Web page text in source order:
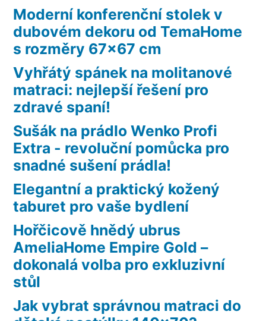
Moderní konferenční stolek v
dubovém dekoru od TemaHome
s rozměry 67×67 cm
Vyhřátý spánek na molitanové
matraci: nejlepší řešení pro
zdravé spaní!
Sušák na prádlo Wenko Profi
Extra - revoluční pomůcka pro
snadné sušení prádla!
Elegantní a praktický kožený
taburet pro vaše bydlení
Hořčicově hnědý ubrus
AmeliaHome Empire Gold –
dokonalá volba pro exkluzivní
stůl
Jak vybrat správnou matraci do